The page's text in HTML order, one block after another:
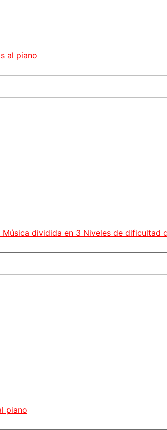
al piano
dividida en 3 Niveles de dificultad
piano